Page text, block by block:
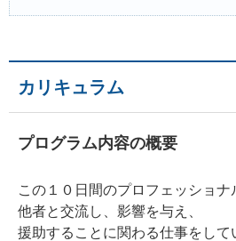
カリキュラム
プログラム内容の概要
この１０日間のプロフェッショナ
他者と交流し、影響を与え、
援助することに関わる仕事をし